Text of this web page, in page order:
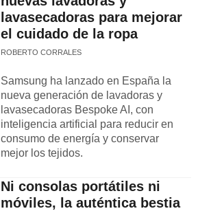
lavasecadoras para mejorar
el cuidado de la ropa
ROBERTO CORRALES
Samsung ha lanzado en España la
nueva generación de lavadoras y
lavasecadoras Bespoke AI, con
inteligencia artificial para reducir en
consumo de energía y conservar
mejor los tejidos.
Ni consolas portátiles ni
móviles, la auténtica bestia